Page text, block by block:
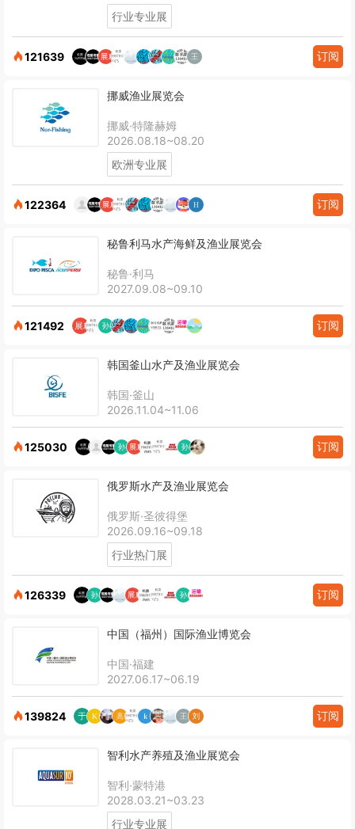
行业专业展
121639 订阅
挪威渔业展览会
挪威·特隆赫姆
2026.08.18~08.20
欧洲专业展
122364 订阅
秘鲁利马水产海鲜及渔业展览会
秘鲁·利马
2027.09.08~09.10
121492 订阅
韩国釜山水产及渔业展览会
韩国·釜山
2026.11.04~11.06
125030 订阅
俄罗斯水产及渔业展览会
俄罗斯·圣彼得堡
2026.09.16~09.18
行业热门展
126339 订阅
中国（福州）国际渔业博览会
中国·福建
2027.06.17~06.19
139824 订阅
智利水产养殖及渔业展览会
智利·蒙特港
2028.03.21~03.23
行业专业展